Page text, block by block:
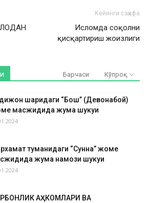
Кейинги саҳифа
Исломда соқолни
қисқартириш жоизлиги
Барчаси Кўпроқ
шаҳридаги “Бош” (Девонабой)
масжидида жума шукуҳи
туманидаги “Сунна” жоме
жума намози шукуҳи
АҲКОМЛАРИ ВА